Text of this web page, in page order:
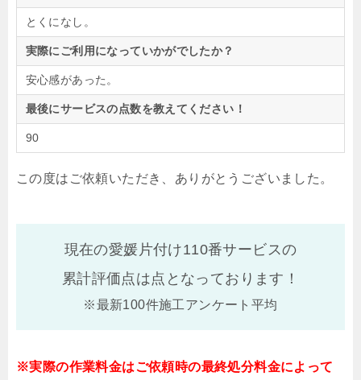
とくになし。
実際にご利用になっていかがでしたか？
安心感があった。
最後にサービスの点数を教えてください！
90
この度はご依頼いただき、ありがとうございました。
現在の愛媛片付け110番サービスの
累計評価点は点となっております！
※最新100件施工アンケート平均
※実際の作業料金はご依頼時の最終処分料金によって